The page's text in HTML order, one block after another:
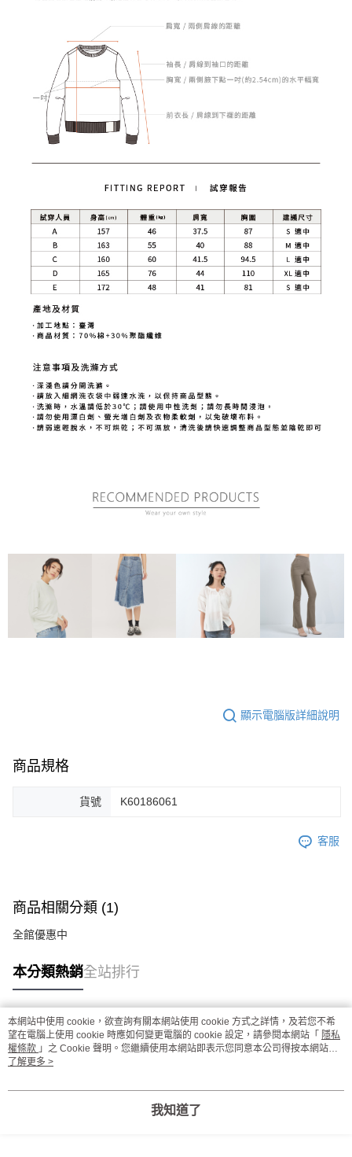
顯示電腦版詳細說明
商品規格
貨號 K60186061
客服
商品相關分類 (1)
全館優惠中
本分類熱銷全站排行
熱門標籤
本網站中使用 cookie，欲查詢有關本網站使用 cookie 方式之詳情，及若您不希
望在電腦上使用 cookie 時應如何變更電腦的 cookie 設定，請參閱本網站「 隱私
權條款 」之 Cookie 聲明。您繼續使用本網站即表示您同意本公司得按本網站使
用條款之 Cookie 聲明使用 cookie。
了解更多 >
我知道了